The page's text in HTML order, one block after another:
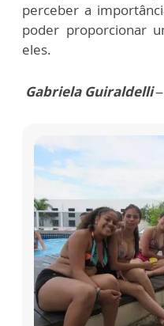
perceber a
poder proporcionar
eles.
Gabriela Guiraldelli